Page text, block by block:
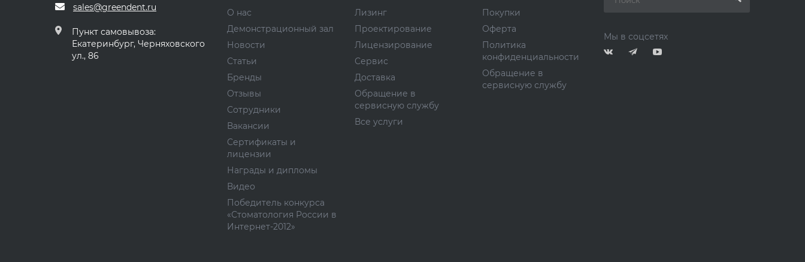
sales@greendent.ru
Пункт самовывоза:
Екатеринбург, Черняховского
ул., 86
О нас
Демонстрационный зал
Новости
Статьи
Бренды
Отзывы
Сотрудники
Вакансии
Сертификаты и
лицензии
Награды и дипломы
Видео
Победитель конкурса
«Стоматология России в
Интернет-2012»
Лизинг
Проектирование
Лицензирование
Сервис
Доставка
Обращение в
сервисную службу
Все услуги
Покупки
Оферта
Политика
конфиденциальности
Обращение в
сервисную службу
Мы в соцсетях